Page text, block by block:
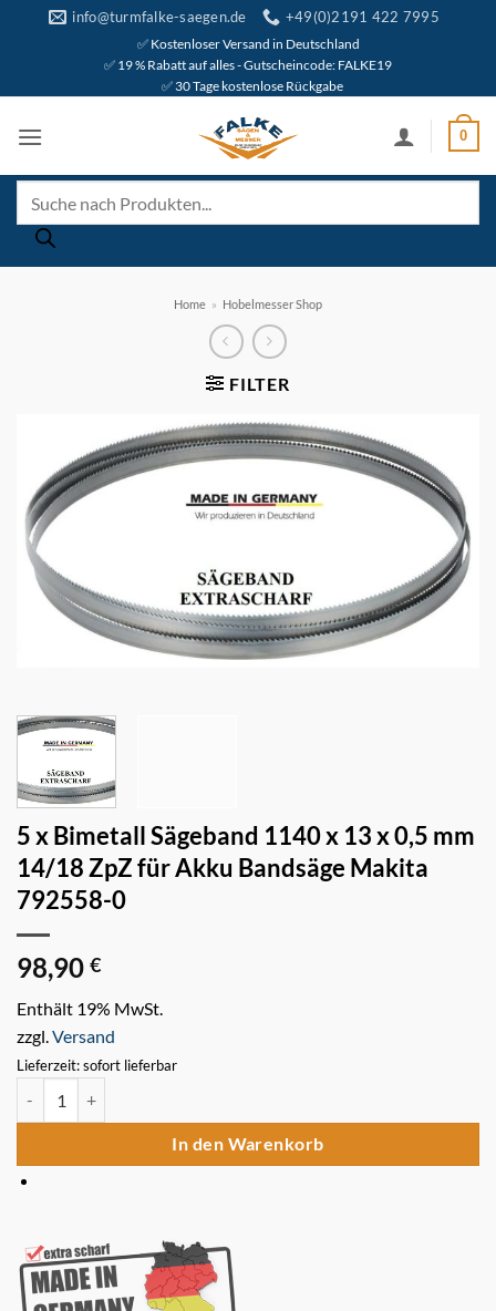
info@turmfalke-saegen.de +49(0)2191 422 7995
✅ Kostenloser Versand in Deutschland
✅ 19 % Rabatt auf alles - Gutscheincode: FALKE19
✅ 30 Tage kostenlose Rückgabe
0
search
Home » Hobelmesser Shop
FILTER
5 x Bimetall Sägeband 1140 x 13 x 0,5 mm
14/18 ZpZ für Akku Bandsäge Makita
792558-0
98,90 €
Enthält 19% MwSt.
zzgl.Versand
Lieferzeit: sofort lieferbar
5 x Bimetall Sägeband 1140 x 13 x 0,5 mm 14/18 ZpZ für Akku
In den Warenkorb